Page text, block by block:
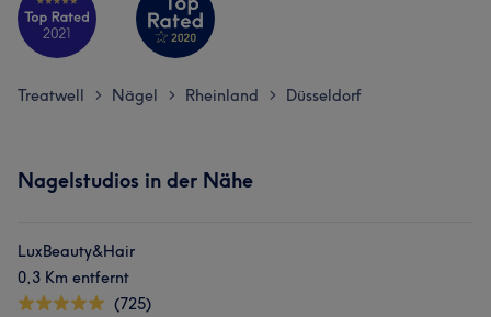
Treatwell > Nägel > Rheinland > Düsseldorf
Nagelstudios in der Nähe
LuxBeauty&Hair
0,3 Km entfernt
(725)